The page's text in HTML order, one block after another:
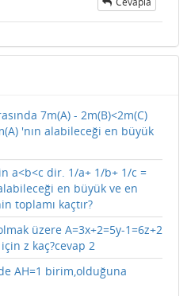
7m(A) - 2m(B)<2m(C)
'nın alabileceği en büyük
a<b<c dir. 1/a+ 1/b+ 1/c =
en büyük ve en
toplamı kaçtır?
üzere A=3x+2=5y-1=6z+2
z kaç?cevap 2
AH=1 birim,olduğuna